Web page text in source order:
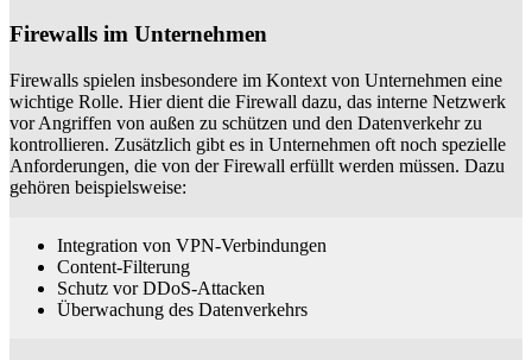
Firewalls im Unternehmen
Firewalls spielen insbesondere im Kontext von Unternehmen eine
wichtige Rolle. Hier dient die Firewall dazu, das interne Netzwerk
vor Angriffen von außen zu schützen und den Datenverkehr zu
kontrollieren. Zusätzlich gibt es in Unternehmen oft noch spezielle
Anforderungen, die von der Firewall erfüllt werden müssen. Dazu
gehören beispielsweise:
Integration von VPN-Verbindungen
Content-Filterung
Schutz vor DDoS-Attacken
Überwachung des Datenverkehrs